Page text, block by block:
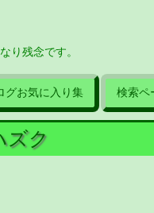
り残念です。
グお気に入り集 検索ペ
ズク